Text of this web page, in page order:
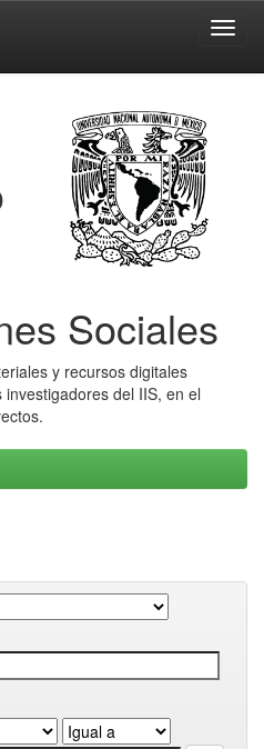
Sociales
y recursos digitales
del IIS, en el